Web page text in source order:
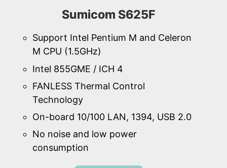
Sumicom S625F
Support Intel Pentium M and Celeron
M CPU (1.5GHz)
Intel 855GME / ICH 4
FANLESS Thermal Control
Technology
On-board 10/100 LAN, 1394, USB 2.0
No noise and low power
consumption